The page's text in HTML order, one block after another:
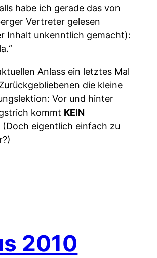
habe ich gerade das von
Vertreter gelesen
Inhalt unkenntlich gemacht):
Anlass ein letztes Mal
die kleine
Vor und hinter
kommt KEIN
(Doch eigentlich einfach zu
2010